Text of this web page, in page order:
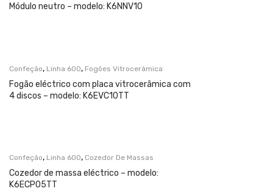
Módulo neutro – modelo: K6NNV10
Confeção, Linha 600, Fogões Vitrocerâmica
Fogão eléctrico com placa vitrocerâmica com
4 discos – modelo: K6EVC10TT
Confeção, Linha 600, Cozedor De Massas
Cozedor de massa eléctrico – modelo:
K6ECP05TT